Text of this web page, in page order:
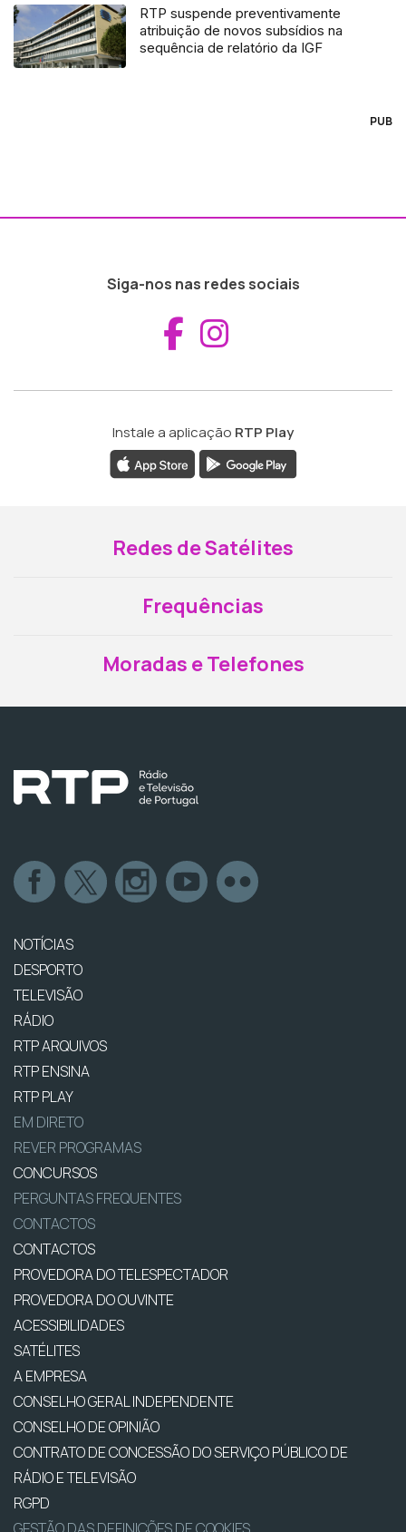
RTP suspende preventivamente
atribuição de novos subsídios na
sequência de relatório da IGF
PUB
Siga-nos nas redes sociais
Aceder ao
Instale a aplicação RTP Play
Redes de Satélites
Frequências
Moradas e Telefones
NOTÍCIAS
DESPORTO
TELEVISÃO
RÁDIO
RTP ARQUIVOS
RTP ENSINA
RTP PLAY
EM DIRETO
REVER PROGRAMAS
CONCURSOS
PERGUNTAS FREQUENTES
CONTACTOS
CONTACTOS
PROVEDORA DO TELESPECTADOR
PROVEDORA DO OUVINTE
ACESSIBILIDADES
SATÉLITES
A EMPRESA
CONSELHO GERAL INDEPENDENTE
CONSELHO DE OPINIÃO
CONTRATO DE CONCESSÃO DO SERVIÇO PÚBLICO DE
RÁDIO E TELEVISÃO
RGPD